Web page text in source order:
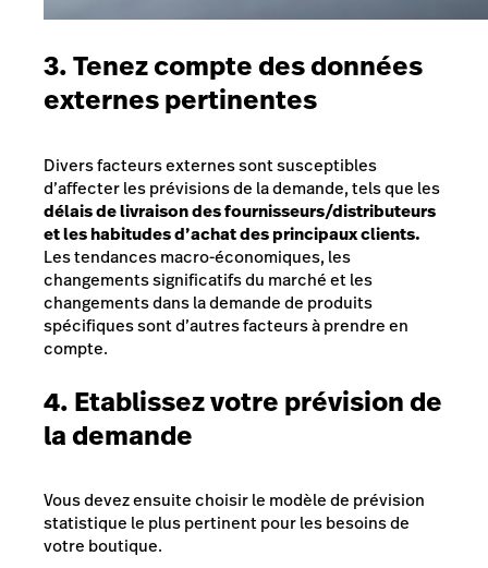
3. Tenez compte des données
externes pertinentes
Divers facteurs externes sont susceptibles
d’affecter les prévisions de la demande, tels que les
délais de livraison des fournisseurs/distributeurs
et les habitudes d’achat des principaux clients.
Les tendances macro-économiques, les
changements significatifs du marché et les
changements dans la demande de produits
spécifiques sont d’autres facteurs à prendre en
compte.
4. Etablissez votre prévision de
la demande
Vous devez ensuite choisir le modèle de prévision
statistique le plus pertinent pour les besoins de
votre boutique.